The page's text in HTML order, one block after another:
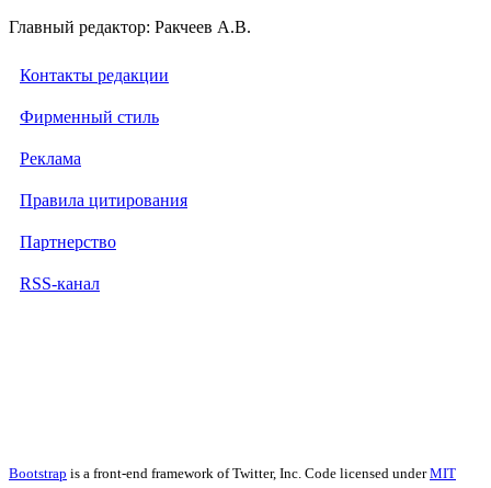
Главный редактор: Ракчеев А.В.
Контакты редакции
Фирменный стиль
Реклама
Правила цитирования
Партнерство
RSS-канал
Bootstrap is a front-end framework of Twitter, Inc. Code licensed underMIT